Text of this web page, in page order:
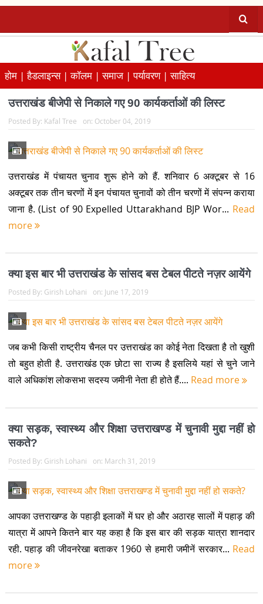
होम |हैडलाइन्स |कॉलम |समाज |पर्यावरण |साहित्य
उत्तराखंड बीजेपी से निकाले गए 90 कार्यकर्ताओं की लिस्ट
Posted By: Kafal Tree on: October 04, 2019
उत्तराखंड में पंचायत चुनाव शुरू होने को हैं. शनिवार 6 अक्टूबर से 16
अक्टूबर तक तीन चरणों में इन पंचायत चुनावों को तीन चरणों में संपन्न कराया
जाना है. (List of 90 Expelled Uttarakhand BJP Wor... Read
more
क्या इस बार भी उत्तराखंड के सांसद बस टेबल पीटते नज़र आयेंगे
Posted By: Girish Lohani on: June 17, 2019
जब कभी किसी राष्ट्रीय चैनल पर उत्तराखंड का कोई नेता दिखता है तो खुशी
तो बहुत होती है. उत्तराखंड एक छोटा सा राज्य है इसलिये यहां से चुने जाने
वाले अधिकांश लोकसभा सदस्य जमीनी नेता ही होते हैं.... Read more
क्या सड़क, स्वास्थ्य और शिक्षा उत्तराखण्ड में चुनावी मुद्दा नहीं हो
सकते?
Posted By: Girish Lohani on: March 31, 2019
आपका उत्तराखण्ड के पहाड़ी इलाकों में घर हो और अठारह सालों में पहाड़ की
यात्रा में आपने कितने बार यह कहा है कि इस बार की सड़क यात्रा शानदार
रही. पहाड़ की जीवनरेखा बताकर 1960 से हमारी जमीनें सरकार... Read
more